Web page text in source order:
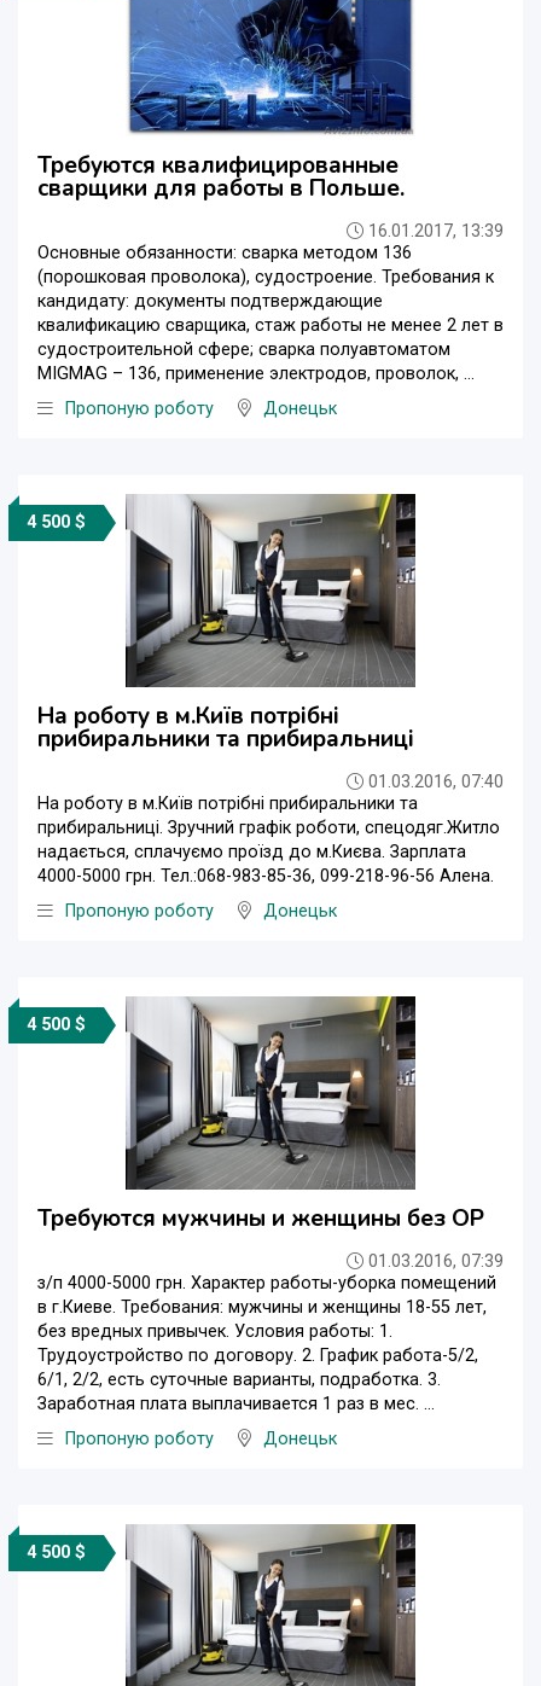
Требуются квалифицированные
сварщики для работы в Польше.
16.01.2017, 13:39
Основные обязанности: сварка методом 136
(порошковая проволока), судостроение. Требования к
кандидату: документы подтверждающие
квалификацию сварщика, стаж работы не менее 2 лет в
судостроительной сфере; сварка полуавтоматом
MIGMAG – 136, применение электродов, проволок, ...
Пропоную роботу
Донецьк
4 500 $
На роботу в м.Київ потрібні
прибиральники та прибиральниці
01.03.2016, 07:40
На роботу в м.Київ потрібні прибиральники та
прибиральниці. Зручний графік роботи, спецодяг.Житло
надається, сплачуємо проїзд до м.Києва. Зарплата
4000-5000 грн. Тел.:068-983-85-36, 099-218-96-56 Алена.
Пропоную роботу
Донецьк
4 500 $
Требуются мужчины и женщины без ОР
01.03.2016, 07:39
з/п 4000-5000 грн. Характер работы-уборка помещений
в г.Киеве. Требования: мужчины и женщины 18-55 лет,
без вредных привычек. Условия работы: 1.
Трудоустройство по договору. 2. График работа-5/2,
6/1, 2/2, есть суточные варианты, подработка. 3.
Заработная плата выплачивается 1 раз в мес. ...
Пропоную роботу
Донецьк
4 500 $